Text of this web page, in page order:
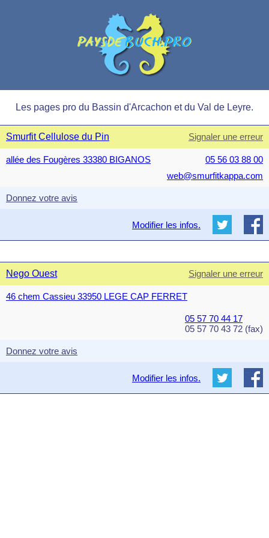
Les pages pro du Bassin d'Arcachon et du Val de Leyre.
Smurfit Cellulose du Pin Signaler une erreur
allée des Fougères 33380 BIGANOS
05 56 03 88 00
web@smurfitkappa.com
Donnez votre avis
Modifier les infos.
Nego Ouest Signaler une erreur
46 chem Cassieu 33950 LEGE CAP FERRET
05 57 70 44 17
05 57 70 43 72 (fax)
Donnez votre avis
Modifier les infos.